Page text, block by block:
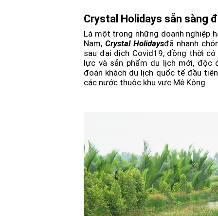
Crystal Holidays sẵn sàng
Là một trong những doanh nghiệp
Nam, Crystal Holidaysđã nhanh
sau đại dịch Covid19, đồng thời
lực và sản phẩm du lịch mới, độc
đoàn khách du lịch quốc tế đầu
các nước thuộc khu vực Mê Kông.